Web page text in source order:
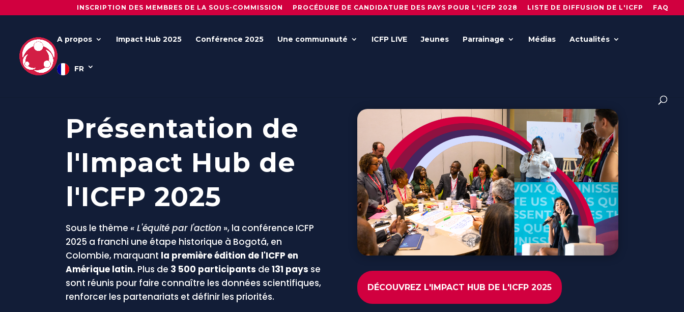
INSCRIPTION DES MEMBRES DE LA SOUS-COMMISSION PROCÉDURE DE CANDIDATURE DES PAYS POUR L'ICFP 2028 LISTE DE DIFFUSION DE L'ICFP FAQ
A propos Impact Hub 2025 Conférence 2025 Une communauté ICFP LIVE Jeunes Parrainage Médias Actualités
FR
Présentation de
l'Impact Hub de
l'ICFP 2025
Sous le thème « L'équité par l'action », la conférence ICFP
2025 a franchi une étape historique à Bogotá, en
Colombie, marquant la première édition de l'ICFP en
Amérique latin. Plus de 3 500 participants de 131 pays se
sont réunis pour faire connaître les données scientifiques,
renforcer les partenariats et définir les priorités.
DÉCOUVREZ L'IMPACT HUB DE L'ICFP 2025